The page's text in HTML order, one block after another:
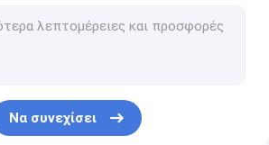
πλέγματος
χαλκού
Να συνεχίσει